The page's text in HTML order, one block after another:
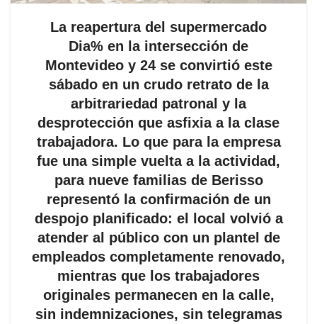
La reapertura del supermercado
Dia% en la intersección de
Montevideo y 24 se convirtió este
sábado en un crudo retrato de la
arbitrariedad patronal y la
desprotección que asfixia a la clase
trabajadora. Lo que para la empresa
fue una simple vuelta a la actividad,
para nueve familias de Berisso
representó la confirmación de un
despojo planificado: el local volvió a
atender al público con un plantel de
empleados completamente renovado,
mientras que los trabajadores
originales permanecen en la calle,
sin indemnizaciones, sin telegramas